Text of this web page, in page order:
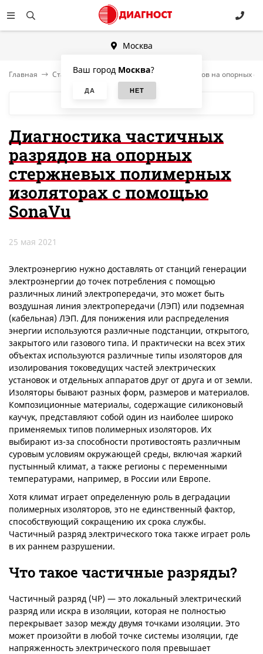
Москва
Ваш город Москва?
Главная Статьи Диагностика частичных разрядов на опорных
Диагностика частичных
разрядов на опорных
стержневых полимерных
изоляторах с помощью
SonaVu
25 мая 2021
Электроэнергию нужно доставлять от станций генерации
электроэнергии до точек потребления с помощью
различных линий электропередачи, это может быть
воздушная линия электропередачи (ЛЭП) или подземная
(кабельная) ЛЭП. Для понижения или распределения
энергии используются различные подстанции, открытого,
закрытого или газового типа. И практически на всех этих
объектах используются различные типы изоляторов для
изолирования токоведущих частей электрических
установок и отдельных аппаратов друг от друга и от земли.
Изоляторы бывают разных форм, размеров и материалов.
Композиционные материалы, содержащие силиконовый
каучук, представляют собой один из наиболее широко
применяемых типов полимерных изоляторов. Их
выбирают из-за способности противостоять различным
суровым условиям окружающей среды, включая жаркий
пустынный климат, а также регионы с переменными
температурами, например, в России или Европе.
Хотя климат играет определенную роль в деградации
полимерных изоляторов, это не единственный фактор,
способствующий сокращению их срока службы.
Частичный разряд электрического тока также играет роль
в их раннем разрушении.
Что такое частичные разряды?
Частичный разряд (ЧР) — это локальный электрический
разряд или искра в изоляции, которая не полностью
перекрывает зазор между двумя точками изоляции. Это
может произойти в любой точке системы изоляции, где
напряженность электрического поля превышает